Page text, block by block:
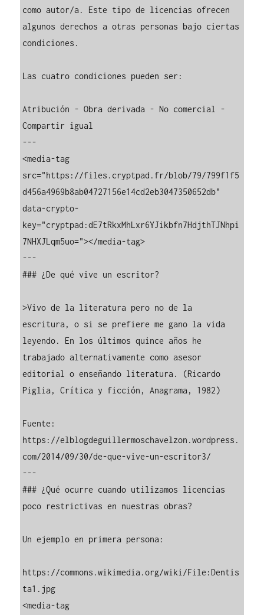
como autor/a. Este tipo de licencias ofrecen
algunos derechos a otras personas bajo ciertas
condiciones.
Las cuatro condiciones pueden ser:
Atribución - Obra derivada - No comercial -
Compartir igual
---
<media-tag
src="https://files.cryptpad.fr/blob/79/799f1f5
d456a4969b8ab04727156e14cd2eb3047350652db"
data-crypto-
key="cryptpad:dE7tRkxMhLxr6YJikbfn7HdjthTJNhpi
7NHXJLqm5uo="></media-tag>
---
### ¿De qué vive un escritor?
>Vivo de la literatura pero no de la
escritura, o si se prefiere me gano la vida
leyendo. En los últimos quince años he
trabajado alternativamente como asesor
editorial o enseñando literatura. (Ricardo
Piglia, Crítica y ficción, Anagrama, 1982)
Fuente:
https://elblogdeguillermoschavelzon.wordpress.
com/2014/09/30/de-que-vive-un-escritor3/
---
### ¿Qué ocurre cuando utilizamos licencias
poco restrictivas en nuestras obras?
Un ejemplo en primera persona:
https://commons.wikimedia.org/wiki/File:Dentis
ta1.jpg
<media-tag